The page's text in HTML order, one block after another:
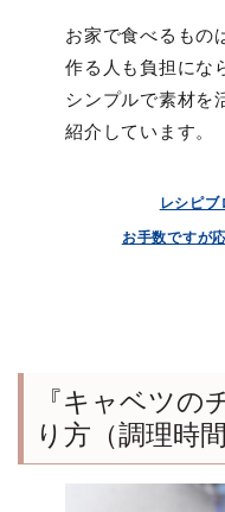
お家で食べるもの
作る人も負担にな
シンプルで素材を
紹介しています。
レシピ
お手数ですが
『キャベツの
り方（調理時